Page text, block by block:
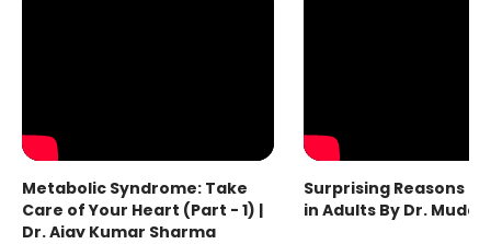
Metabolic Syndrome: Take
Care of Your Heart (Part - 1) |
Dr. Ajay Kumar Sharma
Surprising Reasons
in Adults By Dr.